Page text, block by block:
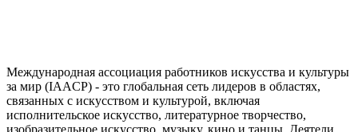
Международная ассоциация работников искусства и культуры
за мир (IAACP) - это глобальная сеть лидеров в областях,
связанных с искусством и культурой, включая
исполнительское искусство, литературное творчество,